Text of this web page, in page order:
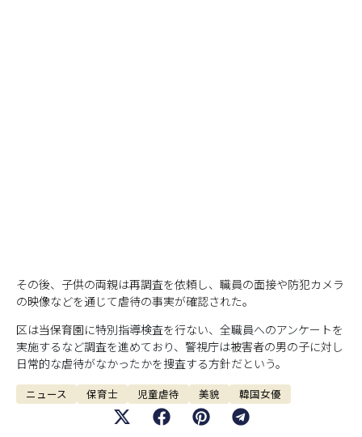
その後、子供の両親は再調査を依頼し、職員の面接や防犯カメラ
の映像などを通じて虐待の事実が確認された。
区は当保育園に特別指導検査を行ない、 全職員へのアンケートを
実施するなど調査を進めており、警視庁は被害者の男の子に対し
日常的な虐待がなかったかを捜査する方針だという。
ニュース 保育士 児童虐待 美貌 韓国女優